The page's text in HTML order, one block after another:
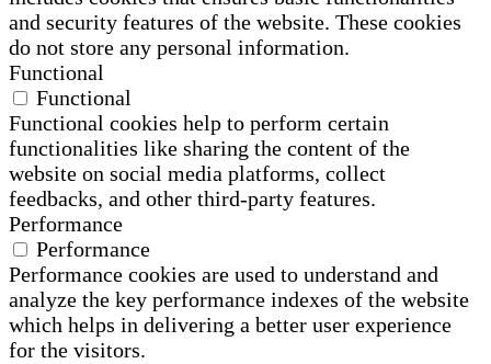
and security features of the website. These cookies
do not store any personal information.
Functional
Functional
Functional cookies help to perform certain
functionalities like sharing the content of the
website on social media platforms, collect
feedbacks, and other third-party features.
Performance
Performance
Performance cookies are used to understand and
analyze the key performance indexes of the website
which helps in delivering a better user experience
for the visitors.